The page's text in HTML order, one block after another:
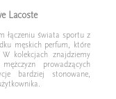
Lacoste
łączeniu świata sportu z
męskich perfum, które
W kolekcjach znajdziemy
prowadzących
bardziej stonowane,